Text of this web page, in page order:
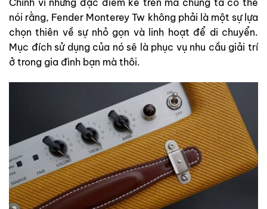
Chính vì những đặc điểm kể trên mà chúng ta có thể
nói rằng, Fender Monterey Tw không phải là một sự lựa
chọn thiên về sự nhỏ gọn và linh hoạt để di chuyển.
Mục đích sử dụng của nó sẽ là phục vụ nhu cầu giải trí
ở trong gia đình bạn mà thôi.